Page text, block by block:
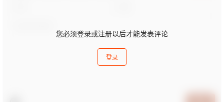
您必须登录或注册以后才能发表评论
登录